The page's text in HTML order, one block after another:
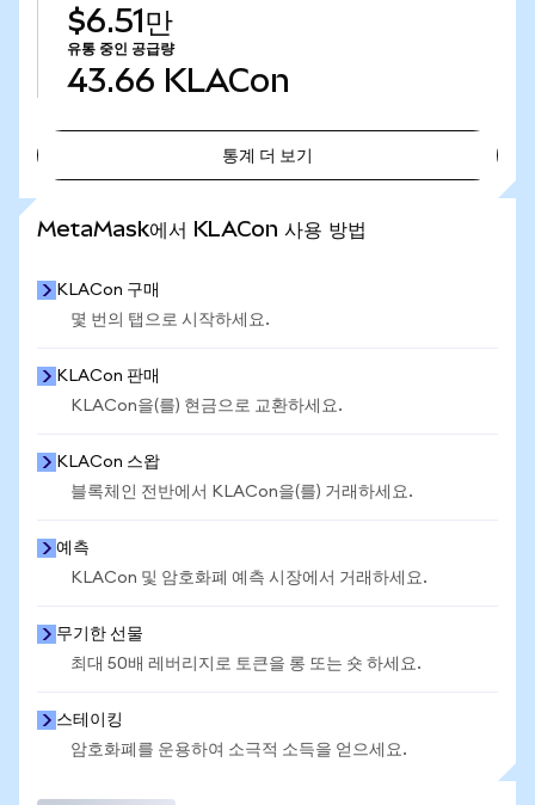
$6.51만
유통 중인 공급량
43.66 KLACon
통계 더 보기
MetaMask에서 KLACon 사용 방법
KLACon 구매
몇 번의 탭으로 시작하세요.
KLACon 판매
KLACon을(를) 현금으로 교환하세요.
KLACon 스왑
블록체인 전반에서 KLACon을(를) 거래하세요.
예측
KLACon 및 암호화폐 예측 시장에서 거래하세요.
무기한 선물
최대 50배 레버리지로 토큰을 롱 또는 숏 하세요.
스테이킹
암호화폐를 운용하여 소극적 소득을 얻으세요.